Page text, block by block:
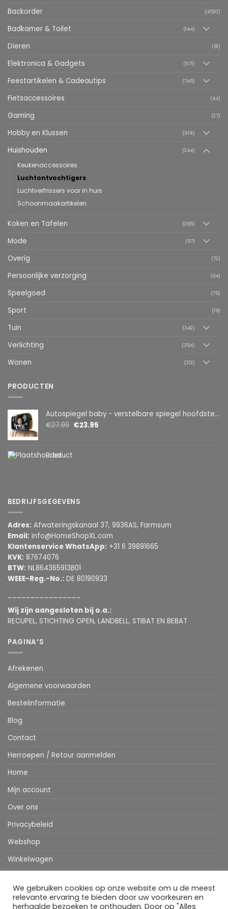
Backorder (4520)
Badkamer & Toilet (144)
Dieren (81)
Elektronica & Gadgets (971)
Feestartikelen & Cadeautips (745)
Fietsaccessoires (44)
Gaming (27)
Hobby en Klussen (919)
Huishouden (244)
Keukenaccessoires
Luchtontvochtigers
Luchtverfrissers voor in huis
Schoonmaakartikelen
Koken en Tafelen (265)
Mode (57)
Overig (72)
Persoonlijke verzorging (64)
Speelgoed (76)
Sport (18)
Tuin (342)
Verlichting (354)
Wonen (312)
PRODUCTEN
Autospiegel baby - verstelbare spiegel hoofdsteun achterbank - veiligheidsspiegel - baby en kids - 19 x 30cm - 360 graden draaibaar - zwart
€27.99 €23.95
Product
BEDRIJFSGEGEVENS
Adres: Afwateringskanaal 37, 9936AS, Farmsum
Email: info@HomeShopXL.com
Klantenservice WhatsApp: +31 6 39891665
KVK: 87674076
BTW: NL864365913B01
WEEE-Reg.-No.: DE 80190933
Wij zijn aangesloten bij o.a.:
RECUPEL, STICHTING OPEN, LANDBELL, STIBAT EN BEBAT
PAGINA’S
Afrekenen
Algemene voorwaarden
Bestelinformatie
Blog
Contact
Herroepen / Retour aanmelden
Home
Mijn account
Over ons
Privacybeleid
Webshop
Winkelwagen
Stripe MasterCardIDeal BancontactKlarna
Apple
Pay
We gebruiken cookies op onze website om u de meest
relevante ervaring te bieden door uw voorkeuren en
herhaalde bezoeken te onthouden. Door op "Alles